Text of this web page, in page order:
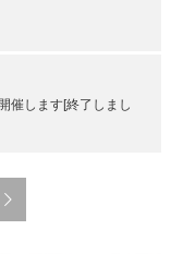
催します[終了しまし